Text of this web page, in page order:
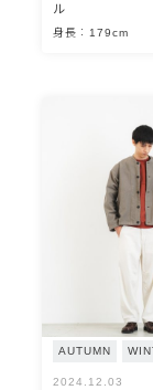
ル
身長：179cm
AUTUMN
2024.12.03